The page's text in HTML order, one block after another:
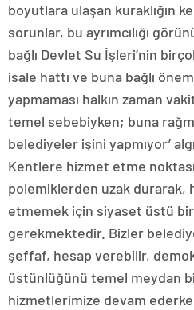
boyutlara ulaşan kuraklığın
sorunlar, bu ayrımcılığı
bağlı Devlet Su İşleri’nin
isale hattı ve buna bağlı
yapmaması halkın zaman
temel sebebiyken; buna
belediyeler işini yapmıyor’
Kentlere hizmet etme
polemiklerden uzak durarak,
etmemek için siyaset üstü bir
gerekmektedir. Bizler
şeffaf, hesap verebilir,
üstünlüğünü temel meydan
hizmetlerimize devam